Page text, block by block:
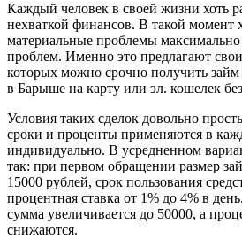
Меня очень
организации, когда
понадобились деньги.
заявку реально за 10
Каждый человек в своей жизни хоть
нехваткой финансов. В такой момент
материальные проблемы
проблем. Именно это предлагают
которых можно срочно получить займ
в Барыше на карту или эл. кошелек без
Условия таких сделок довольно
сроки и проценты применяются в
индивидуально. В усредненном
так: при первом обращении размер
15000 рублей, срок пользования
процентная ставка от 1% до 4% в
сумма увеличивается до 50000, а
снижаются.